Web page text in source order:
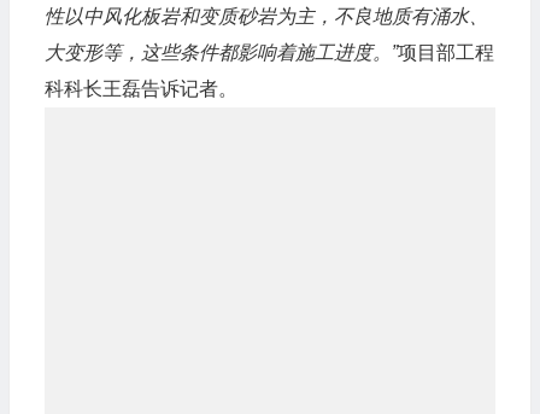
性以中风化板岩和变质砂岩为主，不良地质有涌水、
大变形等，这些条件都影响着施工进度。”项目部工程
科科长王磊告诉记者。